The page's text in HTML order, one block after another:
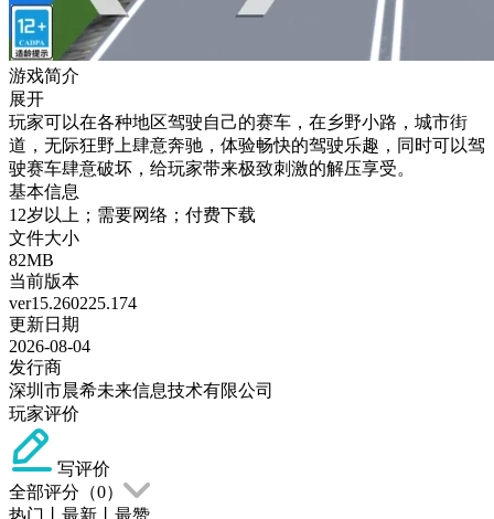
游戏简介
展开
玩家可以在各种地区驾驶自己的赛车，在乡野小路，城市街
道，无际狂野上肆意奔驰，体验畅快的驾驶乐趣，同时可以驾
驶赛车肆意破坏，给玩家带来极致刺激的解压享受。
基本信息
12岁以上；需要网络；付费下载
文件大小
82MB
当前版本
ver15.260225.174
更新日期
2026-08-04
发行商
深圳市晨希未来信息技术有限公司
玩家评价
写评价
全部评分（0）
热门
最新 最赞